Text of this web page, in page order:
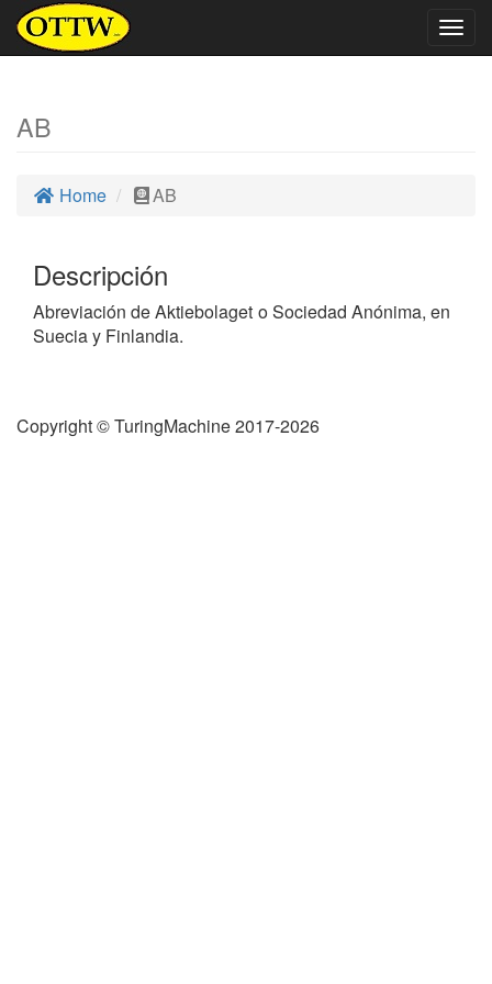
AB
Home AB
Descripción
Abreviación de Aktiebolaget o Sociedad Anónima, en
Suecia y Finlandia.
Copyright © TuringMachine 2017-2026